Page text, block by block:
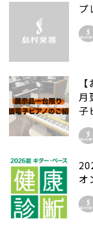
プ
月
子
オ